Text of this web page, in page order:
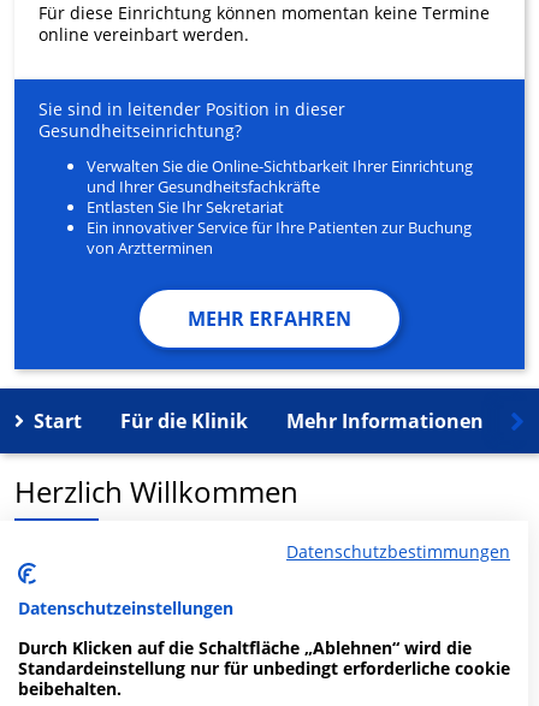
Für diese Einrichtung können momentan keine Termine
online vereinbart werden.
Sie sind in leitender Position in dieser
Gesundheitseinrichtung?
Verwalten Sie die Online-Sichtbarkeit Ihrer Einrichtung
und Ihrer Gesundheitsfachkräfte
Entlasten Sie Ihr Sekretariat
Ein innovativer Service für Ihre Patienten zur Buchung
von Arztterminen
MEHR ERFAHREN
Start Für die Klinik Mehr Informationen
Herzlich Willkommen
MVZ Chirurgie Aachen GmbH Zweigstelle
Gastroenterologie in der Kuckhoffstr. 2 ist ein
medizinisches Versorgungszentrum in Aachen.
Mehr Informationen
Datenschutzbestimmungen
Datenschutzeinstellungen
Durch Klicken auf die Schaltfläche „Ablehnen“ wird die
Standardeinstellung nur für unbedingt erforderliche cookie
beibehalten.